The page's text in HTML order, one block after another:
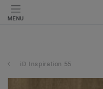
MENU
iD Inspiration 55